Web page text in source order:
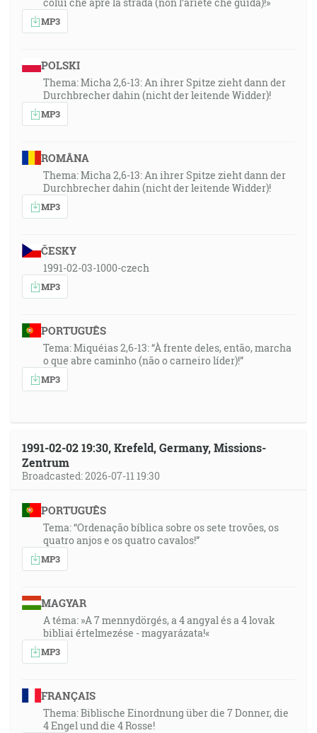
MP3
POLSKI
Thema: Micha 2,6-13: An ihrer Spitze zieht dann der
Durchbrecher dahin (nicht der leitende Widder)!
MP3
ROMÂNA
Thema: Micha 2,6-13: An ihrer Spitze zieht dann der
Durchbrecher dahin (nicht der leitende Widder)!
MP3
ČESKY
1991-02-03-1000-czech
MP3
PORTUGUÊS
Tema: Miquéias 2,6-13: “À frente deles, então, marcha
o que abre caminho (não o carneiro líder)!”
MP3
1991-02-02 19:30, Krefeld, Germany, Missions-
Zentrum
Broadcasted: 2026-07-11 19:30
PORTUGUÊS
Tema: “Ordenação bíblica sobre os sete trovões, os
quatro anjos e os quatro cavalos!”
MP3
MAGYAR
A téma: »A 7 mennydörgés, a 4 angyal és a 4 lovak
bibliai értelmezése - magyarázata!«
MP3
FRANÇAIS
Thema: Biblische Einordnung über die 7 Donner, die
4 Engel und die 4 Rosse!